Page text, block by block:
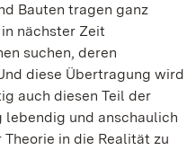
Bauten tragen ganz
nächster Zeit
suchen, deren
diese Übertragung wird
auch diesen Teil der
lebendig und anschaulich
in die Realität zu